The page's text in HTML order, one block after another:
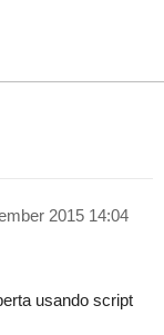
2015 14:04
usando script